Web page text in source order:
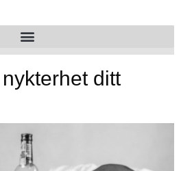
ditt